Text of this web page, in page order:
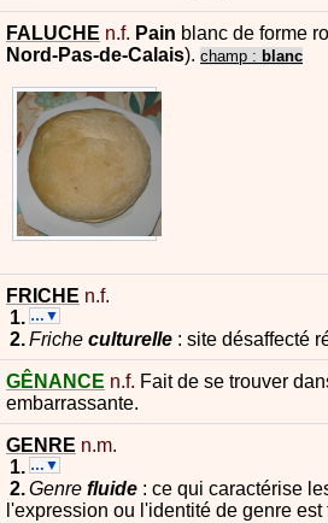
FALUCHE n.f. Pain blanc de forme
Nord-Pas-de-Calais). champ : blanc
FRICHE n.f.
…▼
Friche culturelle : site désaffecté
GÊNANCE n.f. Fait de se trouver
embarrassante.
GENRE n.m.
…▼
Genre fluide : ce qui caractérise
l'expression ou l'identité de genre est